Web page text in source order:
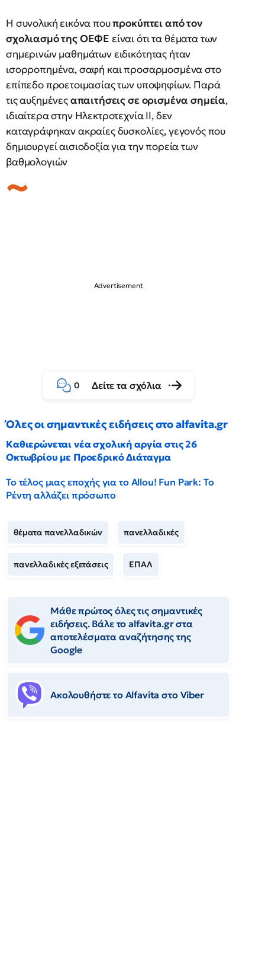
Η συνολική εικόνα πουπροκύπτει από τον
σχολιασμό της ΟΕΦΕ είναι ότι τα θέματα των
σημερινών μαθημάτων ειδικότητας ήταν
ισορροπημένα, σαφή και προσαρμοσμένα στο
επίπεδο προετοιμασίας των υποψηφίων. Παρά
τις αυξημένεςαπαιτήσεις σε ορισμένα σημεία,
ιδιαίτερα στην Ηλεκτροτεχνία ΙΙ, δεν
καταγράφηκαν ακραίες δυσκολίες, γεγονός που
δημιουργεί αισιοδοξία για την πορεία των
βαθμολογιών
0 Δείτε τα σχόλια
Όλες οι σημαντικές ειδήσεις στο alfavita.gr
Καθιερώνεται νέα σχολική αργία στις 26
Οκτωβρίου με Προεδρικό Διάταγμα
Το τέλος μιας εποχής για το Allou! Fun Park: Το
Ρέντη αλλάζει πρόσωπο
θέματα πανελλαδικών πανελλαδικές
πανελλαδικές εξετάσεις ΕΠΑΛ
Μάθε πρώτος όλες τις σημαντικές
ειδήσεις. Βάλε το alfavita.gr στα
αποτελέσματα αναζήτησης της
Google
Ακολουθήστε το Αlfavita στο Viber